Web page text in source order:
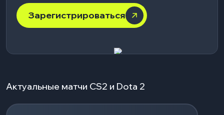
Зарегистрироваться
Актуальные матчи CS2 и Dota 2
Загрузка событий...